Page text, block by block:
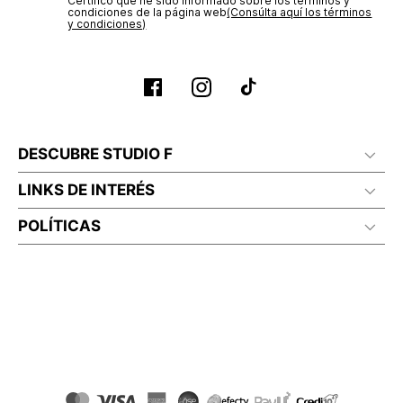
condiciones de la página web‎(Consúlta aquí los términos
y condiciones)
DESCUBRE STUDIO F
LINKS DE INTERÉS
POLÍTICAS